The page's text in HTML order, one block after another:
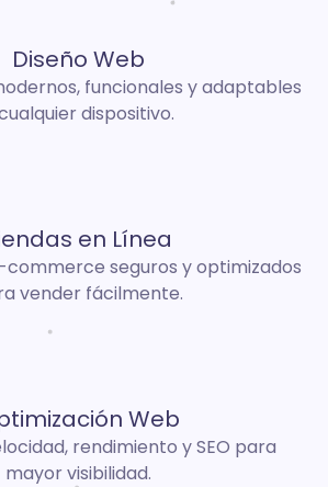
Diseño Web
funcionales y adaptables
dispositivo.
en Línea
seguros y optimizados
vender fácilmente.
Web
rendimiento y SEO para
mayor visibilidad.